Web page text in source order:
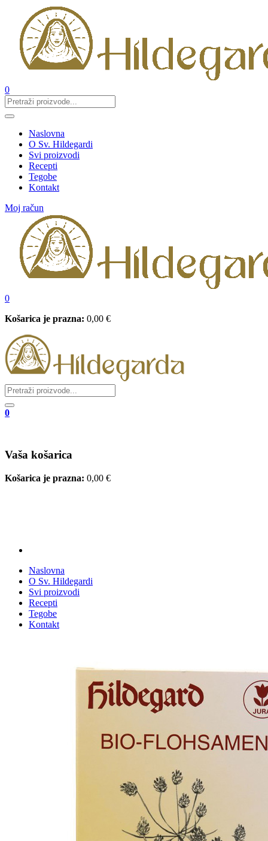
0
Naslovna
O Sv. Hildegardi
Svi proizvodi
Recepti
Tegobe
Kontakt
Moj račun
0
Košarica je prazna: 0,00 €
0
Vaša košarica
Košarica je prazna: 0,00 €
Naslovna
O Sv. Hildegardi
Svi proizvodi
Recepti
Tegobe
Kontakt